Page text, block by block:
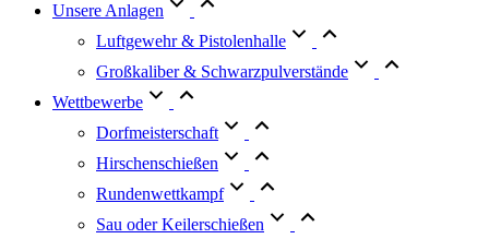
Unsere Anlagen
Luftgewehr & Pistolenhalle
Großkaliber & Schwarzpulverstände
Wettbewerbe
Dorfmeisterschaft
Hirschenschießen
Rundenwettkampf
Sau oder Keilerschießen